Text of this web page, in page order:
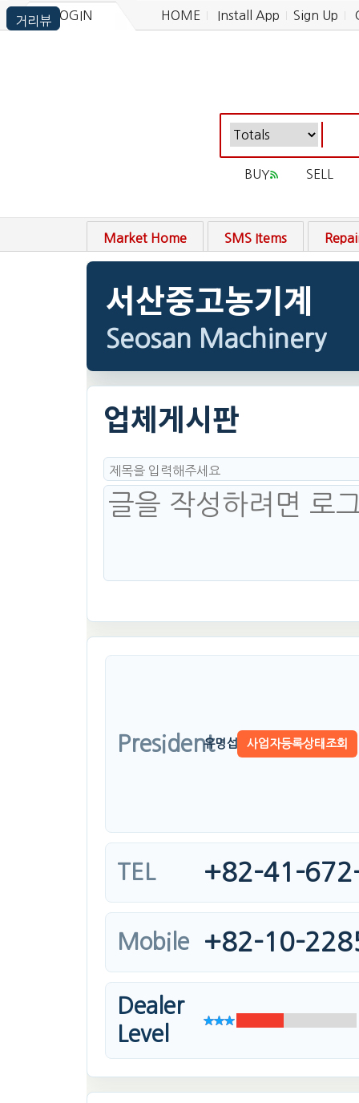
LOGIN HOME Install App Sign Up
BUY SELL
Market Home SMS Items
서산중고농기계
Seosan Machinery
업체게시판
President유명섭 사업자등록상태조회
TEL +82-41-
Mobile +82-10-
Dealer
Level